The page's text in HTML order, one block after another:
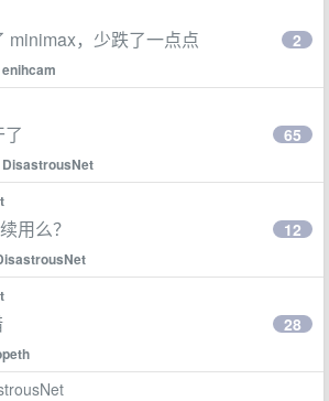
minimax，少跌了一点点
enihcam
2
DisastrousNet
65
用么？ 12
28